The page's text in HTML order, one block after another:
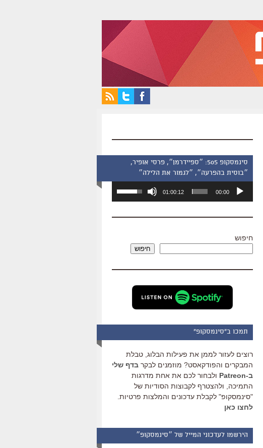
סינמסקופ 505: ״ספיידרמן״, פרסי אופיר,
״בוסית בהפרעה״, ״לגמור את הלילה״
אודיו
00:00
01:00:12
השתמש
כדי
שמע.
חיפוש
חיפוש
תמכו ב"סינמסקופ"
רוצים לעזור לממן את פעילות הבלוג, טבלת
המבקרים והפודקאסט? מוזמנים לבקר בדף שלי
ב-Patreon
ולבחור לכם את אחת מדרגות
התמיכה, ולהצטרף לקבוצות הסודיות של
"סינמסקופ" לקבלת עדכונים והמלצות פרטיות.
לחצו כאן
הירשמו לעדכוני המייל של ״סינמסקופ״